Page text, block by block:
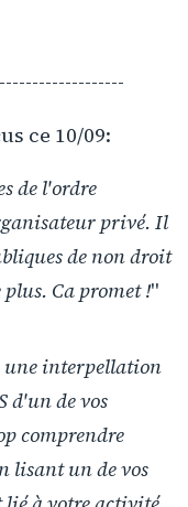
ce 10/09:
de l'ordre
privé. Il
de non droit
Ca promet !"
une interpellation
d'un de vos
comprendre
lisant un de vos